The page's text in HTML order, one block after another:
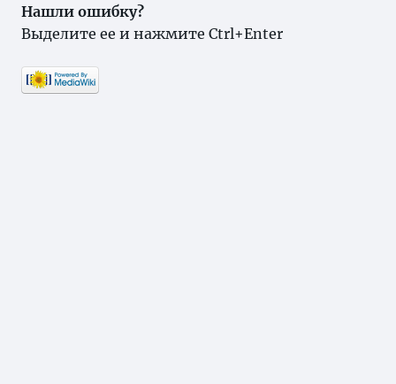
Нашли ошибку?
Выделите ее и нажмите Ctrl+Enter